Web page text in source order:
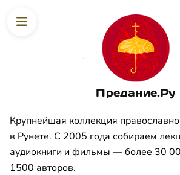
Предание.Ру
Крупнейшая коллекция
в Рунете. С 2005 года собираем
аудиокниги и фильмы — более 30
1500 авторов.